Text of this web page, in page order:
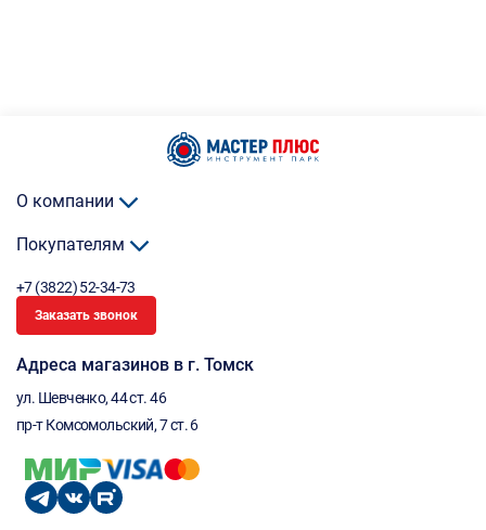
О компании
Покупателям
+7 (3822) 52-34-73
Заказать звонок
Адреса магазинов в г. Томск
ул. Шевченко, 44 ст. 46
пр-т Комсомольский, 7 ст. 6